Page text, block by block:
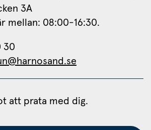
3A
mellan: 08:00-16:30.
30
att prata med dig.